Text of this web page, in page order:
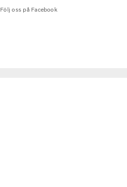
Följ oss på Facebook